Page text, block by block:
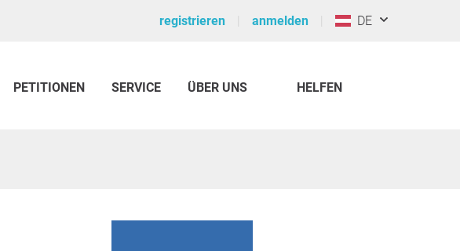
registrieren anmelden DE
PETITIONEN SERVICE ÜBER UNS HELFEN